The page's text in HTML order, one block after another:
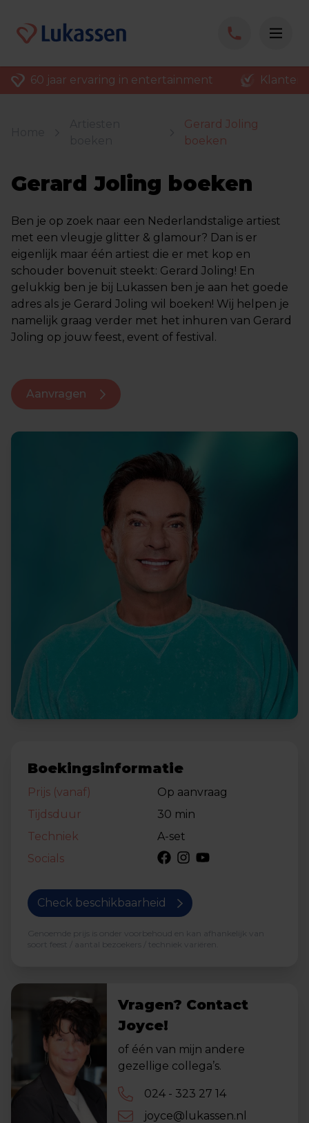
60 jaar ervaring in entertainment
Gerard Joling
boeken
Gerard Joling boeken
Ben je op zoek naar een Nederlandstalige artiest
met een vleugje glitter & glamour? Dan is er
eigenlijk maar één artiest die er met kop en
schouder bovenuit steekt: Gerard Joling! En
gelukkig ben je bij Lukassen ben je aan het goede
adres als je Gerard Joling wil boeken! Wij helpen je
namelijk graag verder met het inhuren van Gerard
Joling op jouw feest, event of festival.
Aanvragen
Boekingsinformatie
Prijs (vanaf)
Op aanvraag
Tijdsduur
30 min
Techniek
A-set
Socials
Check beschikbaarheid
Genoemde prijs is onder voorbehoud en kan afhankelijk van
soort feest / aantal bezoekers / techniek variëren.
Vragen? Contact
Joyce!
of één van mijn andere
gezellige collega’s.
024 - 323 27 14
joyce@lukassen.nl